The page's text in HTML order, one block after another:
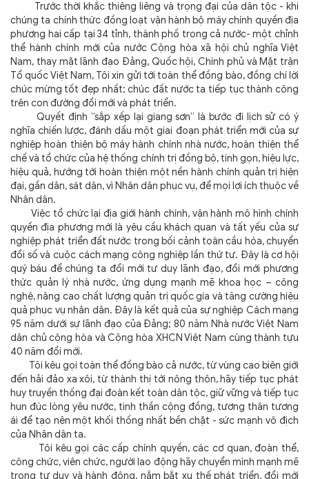
Trước thời khắc thiêng liêng và trọng đại của dân tộc - khi
chúng ta chính thức đồng loạt vận hành bộ máy chính quyền địa
phương hai cấp tại 34 tỉnh, thành phố trong cả nước- một chỉnh
thể hành chính mới của nước Cộng hòa xã hội chủ nghĩa Việt
Nam, thay mặt lãnh đạo Đảng, Quốc hội, Chính phủ và Mặt trận
Tổ quốc Việt Nam, Tôi xin gửi tới toàn thể đồng bào, đồng chí lời
chúc mừng tốt đẹp nhất; chúc đất nước ta tiếp tục thành công
trên con đường đổi mới và phát triển.
Quyết định “sắp xếp lại giang sơn” là bước đi lịch sử có ý
nghĩa chiến lược, đánh dấu một giai đoạn phát triển mới của sự
nghiệp hoàn thiện bộ máy hành chính nhà nước, hoàn thiện thể
chế và tổ chức của hệ thống chính trị đồng bộ, tinh gọn, hiệu lực,
hiệu quả, hướng tới hoàn thiện một nền hành chính quản trị hiện
đại, gần dân, sát dân, vì Nhân dân phục vụ, để mọi lợi ích thuộc về
Nhân dân.
Việc tổ chức lại địa giới hành chính, vận hành mô hình chính
quyền địa phương mới là yêu cầu khách quan và tất yếu của sự
nghiệp phát triển đất nước trong bối cảnh toàn cầu hóa, chuyển
đổi số và cuộc cách mạng công nghiệp lần thứ tư. Đây là cơ hội
quý báu để chúng ta đổi mới tư duy lãnh đạo, đổi mới phương
thức quản lý nhà nước, ứng dụng mạnh mẽ khoa học – công
nghệ, nâng cao chất lượng quản trị quốc gia và tăng cường hiệu
quả phục vụ nhân dân. Đây là kết quả của sự nghiệp Cách mạng
95 năm dưới sự lãnh đạo của Đảng; 80 năm Nhà nước Việt Nam
dân chủ cộng hòa và Cộng hòa XHCN Việt Nam cùng thành tựu
40 năm đổi mới.
Tôi kêu gọi toàn thể đồng bào cả nước, từ vùng cao biên giới
đến hải đảo xa xôi, từ thành thị tới nông thôn, hãy tiếp tục phát
huy truyền thống đại đoàn kết toàn dân tộc, giữ vững và tiếp tục
hun đúc lòng yêu nước, tinh thần cộng đồng, tương thân tương
ái để tạo nên một khối thống nhất bền chặt - sức mạnh vô địch
của Nhân dân ta.
Tôi kêu gọi các cấp chính quyền, các cơ quan, đoàn thể,
công chức, viên chức, người lao động hãy chuyển mình mạnh mẽ
trong tư duy và hành động, nắm bắt xu thế phát triển, đổi mới